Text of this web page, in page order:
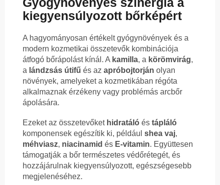
kiegyensúlyozott bőrképért
A hagyományosan értékelt gyógynövények és a
modern kozmetikai összetevők kombinációja
átfogó bőrápolást kínál. A kamilla, a körömvirág,
a lándzsás útifű és az apróbojtorján olyan
növények, amelyeket a kozmetikában régóta
alkalmaznak érzékeny vagy problémás arcbőr
ápolására.
Ezeket az összetevőket hidratáló és tápláló
komponensek egészítik ki, például shea vaj,
méhviasz, niacinamid és E-vitamin. Együttesen
támogatják a bőr természetes védőrétegét, és
hozzájárulnak kiegyensúlyozott, egészségesebb
megjelenéséhez.